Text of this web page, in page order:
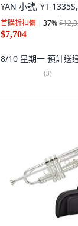
YAN 小號, YT-
首購折扣價 37%
$7,704
8/10 星期一 預計送
(3)